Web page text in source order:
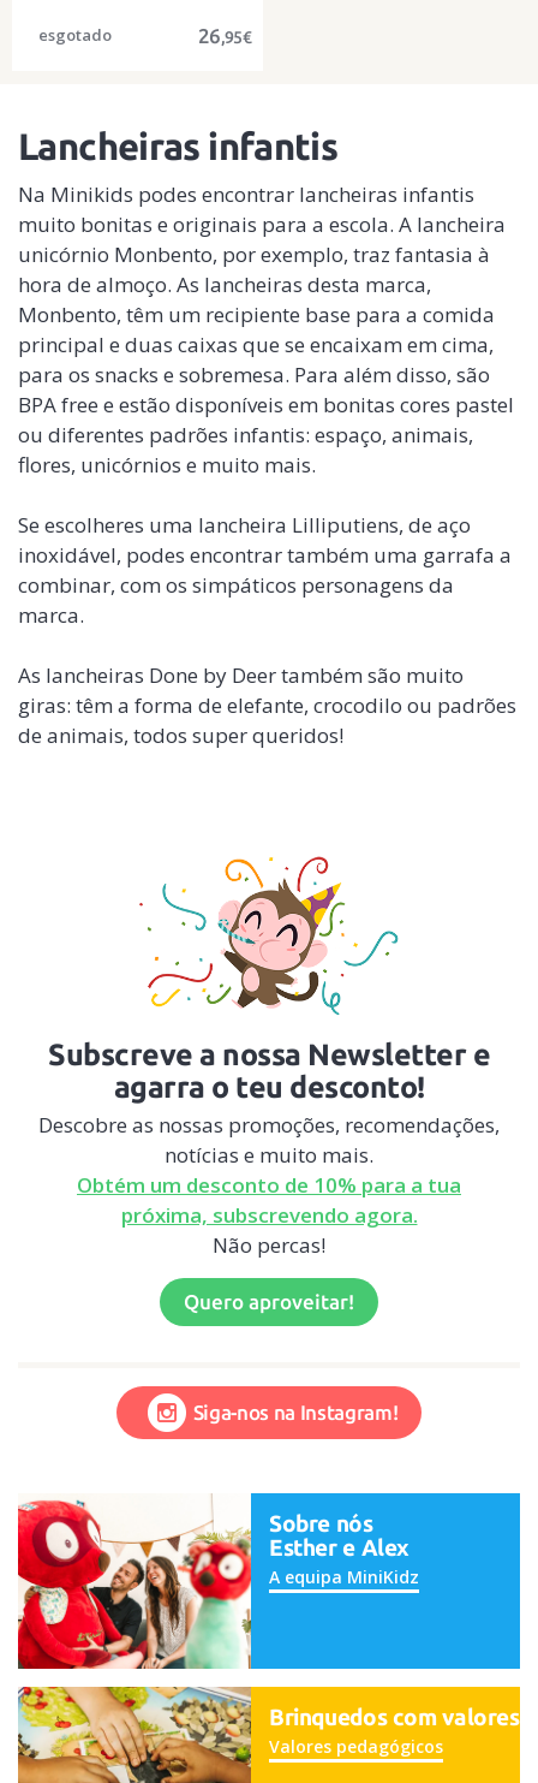
26,95€
Mantém a temperatura durante
cerca de 6 horas
Lancheiras infantis
Na Minikids podes encontrar lancheiras infantis
muito bonitas e originais para a escola. A lancheira
unicórnio Monbento, por exemplo, traz fantasia à
hora de almoço. As lancheiras desta marca,
Monbento, têm um recipiente base para a comida
principal e duas caixas que se encaixam em cima,
para os snacks e sobremesa. Para além disso, são
BPA free e estão disponíveis em bonitas cores pastel
ou diferentes padrões infantis: espaço, animais,
flores, unicórnios e muito mais.
Se escolheres uma lancheira Lilliputiens, de aço
inoxidável, podes encontrar também uma garrafa a
combinar, com os simpáticos personagens da
marca.
As lancheiras Done by Deer também são muito
giras: têm a forma de elefante, crocodilo ou padrões
de animais, todos super queridos!
Subscreve a nossa Newsletter e
agarra o teu desconto!
Descobre as nossas promoções, recomendações,
notícias e muito mais.
Obtém um desconto de 10% para a tua
próxima, subscrevendo agora.
Não percas!
Quero aproveitar!
Siga-nos na Instagram!
Sobre nós
Esther e Alex
A equipa MiniKidz
Brinquedos com valores
Valores pedagógicos